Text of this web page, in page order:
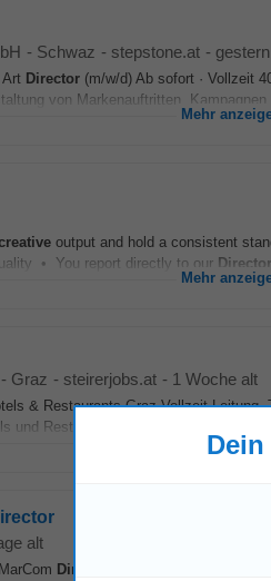
- Schwaz - stepstone.at - gestern
Director (m/w/d) Ab sofort · Vollzeit
von Markenauftritten, Kampagnen
Mehr
output and hold a consistent
• You report directly to our Director
Mehr
- Graz - steirerjobs.at - 1 Woche alt
& Restaurants Graz Vollzeit
und Restaurants – Grand Ferdinand...
Mehr
alt
Director